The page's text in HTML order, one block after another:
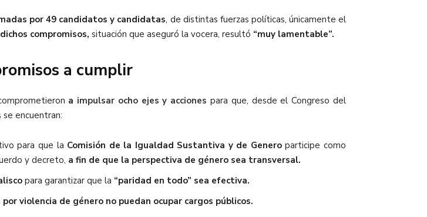
por 49 candidatos y candidatas, de distintas fuerzas políticas, únicamente el
compromisos, situación que aseguró la vocera, resultó “muy lamentable”.
a cumplir
a impulsar ocho ejes y acciones para que, desde el Congreso del
encuentran:
para que la Comisión de la Igualdad Sustantiva y de Generoparticipe como
y decreto, a fin de que la perspectiva de género sea transversal.
para garantizar que la “paridad en todo” sea efectiva.
violencia de género no puedan ocupar cargos públicos.